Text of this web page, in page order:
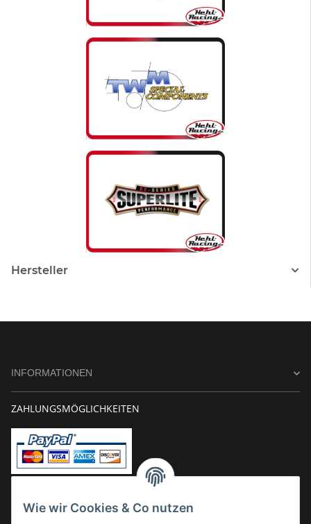
Wie wir Cookies & Co nutzen
Hersteller
INFORMATIONEN
ZAHLUNGSMÖGLICHKEITEN